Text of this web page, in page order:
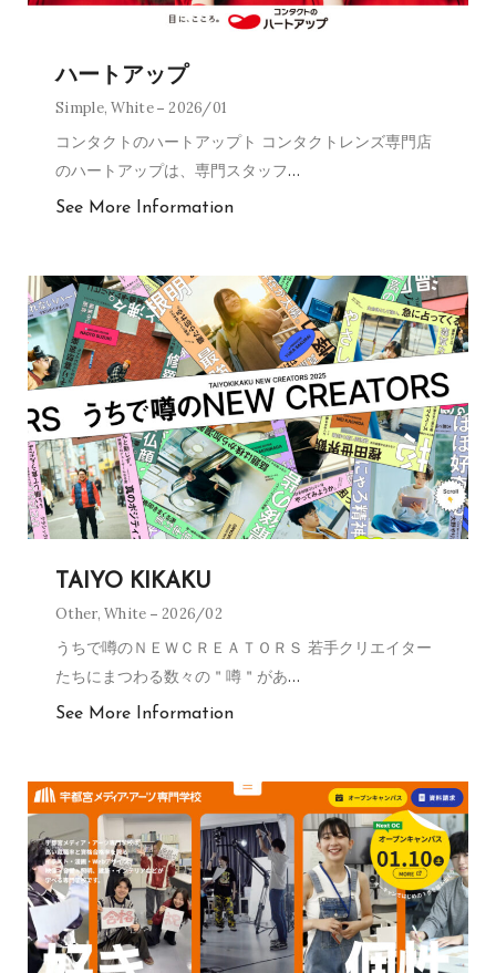
ハートアップ
Simple,White 2026/01
コンタクトのハートアップト コンタクトレンズ専門店
のハートアップは、専門スタッフ…
See More Information
TAIYO KIKAKU
Other,White 2026/02
うちで噂のＮＥＷＣＲＥＡＴＯＲＳ 若手クリエイター
たちにまつわる数々の＂噂＂があ…
See More Information